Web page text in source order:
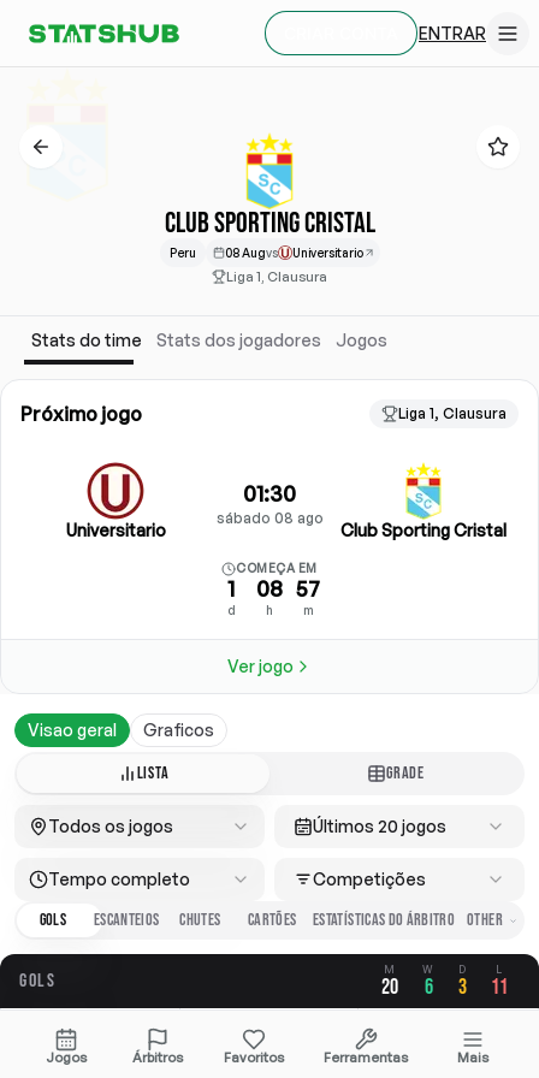
ENTRAR
CLUB SPORTING CRISTAL
Peru 08 Augvs Universitario
Liga 1, Clausura
Stats do time Stats dos jogadores Jogos
Próximo jogo Liga 1, Clausura
Universitario
01:30
sábado 08 ago
Club Sporting Cristal
COMEÇA EM
1
d
08
h
57
m
Ver jogo
Visao geral Graficos
LISTA GRADE
Todos os jogos Últimos 20 jogos
Tempo completo
Competições
GOLS
ESCANTEIOS CHUTES CARTÕES ESTATÍSTICAS DO ÁRBITRO
GOLS M
20
W
6
D
3
L
11
GERAL
2.70
A FAVOR
1.15
CONTRA
1.55
Jogos Árbitros Favoritos Ferramentas Mais